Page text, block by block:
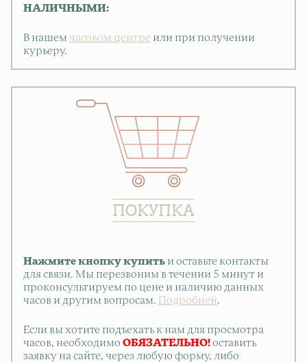
НАЛИЧНЫМИ:
В нашем часовом центре или при получении
курьеру.
ПОКУПКА
Нажмите кнопку купить и оставьте контакты
для связи. Мы перезвоним в течении 5 минут и
проконсультируем по цене и наличию данных
часов и другим вопросам.
Подробней.
Если вы хотите подъехать к нам для просмотра
часов, необходимо ОБЯЗАТЕЛЬНО! оставить
заявку на сайте, через любую форму, либо